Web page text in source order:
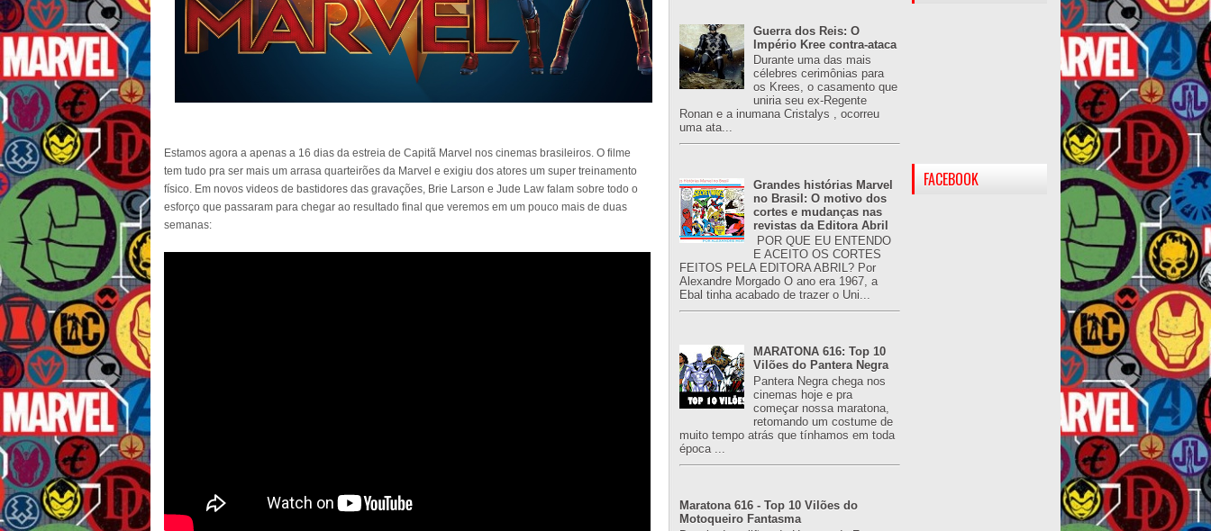
Estamos agora a apenas a 16 dias da estreia de Capitã Marvel nos cinemas brasileiros. O filme
tem tudo pra ser mais um arrasa quarteirões da Marvel e exigiu dos atores um super treinamento
físico. Em novos videos de bastidores das gravações, Brie Larson e Jude Law falam sobre todo o
esforço que passaram para chegar ao resultado final que veremos em um pouco mais de duas
semanas:
Guerra dos Reis: O
Império Kree contra-ataca
Durante uma das mais
célebres cerimônias para
os Krees, o casamento que
uniria seu ex-Regente
Ronan e a inumana Cristalys , ocorreu
uma ata...
Grandes histórias Marvel
no Brasil: O motivo dos
cortes e mudanças nas
revistas da Editora Abril
POR QUE EU ENTENDO
E ACEITO OS CORTES
FEITOS PELA EDITORA ABRIL? Por
Alexandre Morgado O ano era 1967, a
Ebal tinha acabado de trazer o Uni...
MARATONA 616: Top 10
Vilões do Pantera Negra
Pantera Negra chega nos
cinemas hoje e pra
começar nossa maratona,
retomando um costume de
muito tempo atrás que tínhamos em toda
época ...
Maratona 616 - Top 10 Vilões do
Motoqueiro Fantasma
FACEBOOK